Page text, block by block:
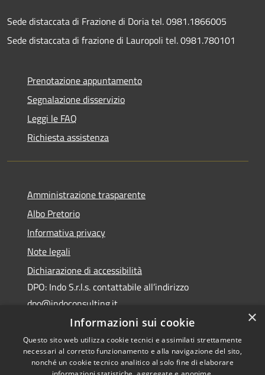
Sede distaccata di Frazione di Doria tel. 0981.1866005
Sede distaccata di frazione di Lauropoli tel. 0981.780101
Prenotazione appuntamento
Segnalazione disservizio
Leggi le FAQ
Richiesta assistenza
Amministrazione trasparente
Albo Pretorio
Informativa privacy
Note legali
Dichiarazione di accessibilità
DPO: Indo S.r.l.s. contattabile all’indirizzo
dpo@indoconsulting.it
×
Informazioni sui cookie
Questo sito web utilizza cookie tecnici e assimilati strettamente
necessari al corretto funzionamento e alla navigazione del sito,
nonché un cookie tecnico analitico al solo fine di elaborare